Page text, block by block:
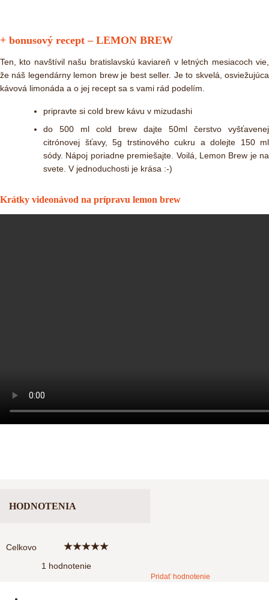
+ bonusový recept – LEMON BREW
Ten, kto navštívil našu bratislavskú kaviareň v letných mesiacoch vie,
že náš legendárny lemon brew je best seller. Je to skvelá, osviežujúca
kávová limonáda a o jej recept sa s vami rád podelím.
pripravte si cold brew kávu v mizudashi
do 500 ml cold brew dajte 50ml čerstvo vyšťavenej
citrónovej šťavy, 5g trstinového cukru a dolejte 150 ml
sódy. Nápoj poriadne premiešajte. Voilá, Lemon Brew je na
svete. V jednoduchosti je krása :-)
Krátky videonávod na prípravu lemon brew
HODNOTENIA
Celkovo ★★★★★
1 hodnotenie
Pridať hodnotenie